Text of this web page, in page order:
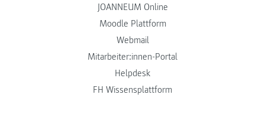
JOANNEUM Online
Moodle Plattform
Webmail
Mitarbeiter:innen-Portal
Helpdesk
FH Wissensplattform